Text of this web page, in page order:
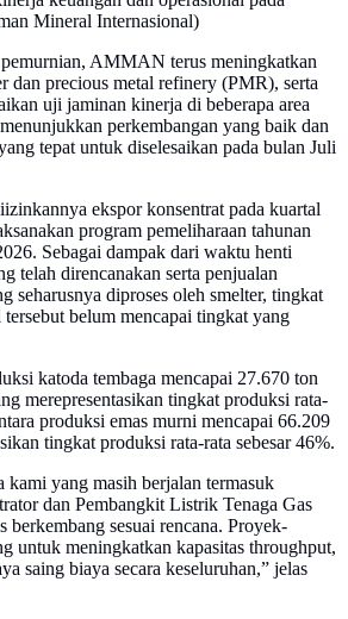
Mineral Internasional)
AMMAN terus meningkatkan
dan precious metal refinery (PMR), serta
uji jaminan kinerja di beberapa area
perkembangan yang baik dan
tepat untuk diselesaikan pada bulan Juli
ekspor konsentrat pada kuartal
program pemeliharaan tahunan
Sebagai dampak dari waktu henti
telah direncanakan serta penjualan
seharusnya diproses oleh smelter, tingkat
belum mencapai tingkat yang
katoda tembaga mencapai 27.670 ton
merepresentasikan tingkat produksi rata-
produksi emas murni mencapai 66.209
tingkat produksi rata-rata sebesar 46%.
kami yang masih berjalan termasuk
dan Pembangkit Listrik Tenaga Gas
sesuai rencana. Proyek-
untuk meningkatkan kapasitas throughput,
saing biaya secara keseluruhan,” jelas